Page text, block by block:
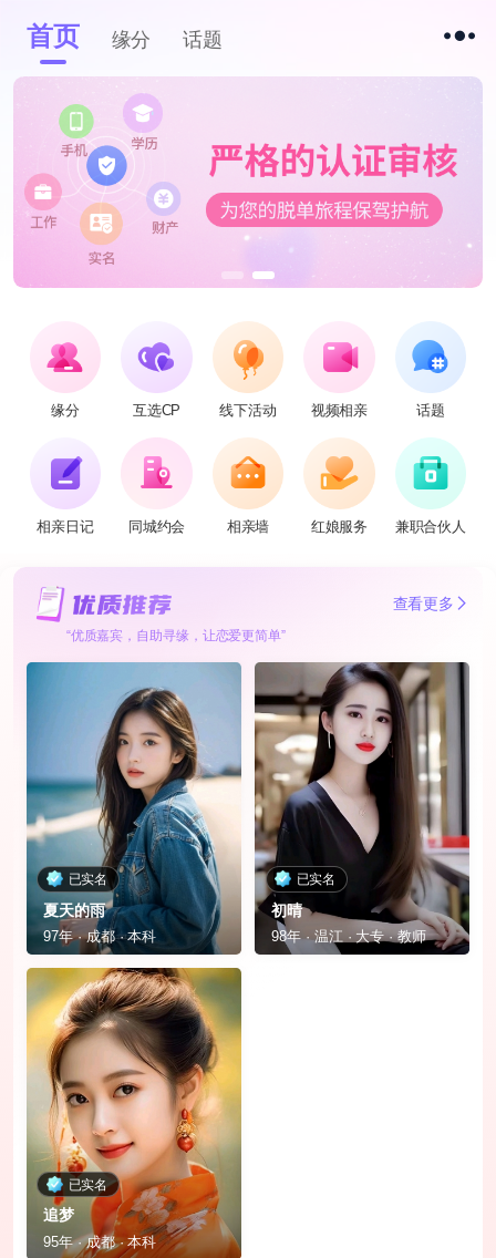
首页 缘分 话题
缘分 互选CP 线下活动 视频相亲 话题
相亲日记 同城约会 相亲墙 红娘服务 兼职合伙人
查看更多
“优质嘉宾，自助寻缘，让恋爱更简单”
已实名
夏天的雨
97年 · 成都 · 本科
已实名
初晴
98年 · 温江 · 大专 · 教师
已实名
追梦
95年 · 成都 · 本科